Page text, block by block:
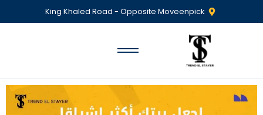
King Khaled Road - Opposite Moveenpick